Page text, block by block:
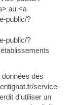
au <a
public/?
public/?
des
service-
d'utiliser un